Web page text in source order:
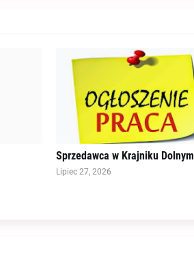
Sprzedawca w Krajniku Dolnym
Lipiec 27, 2026